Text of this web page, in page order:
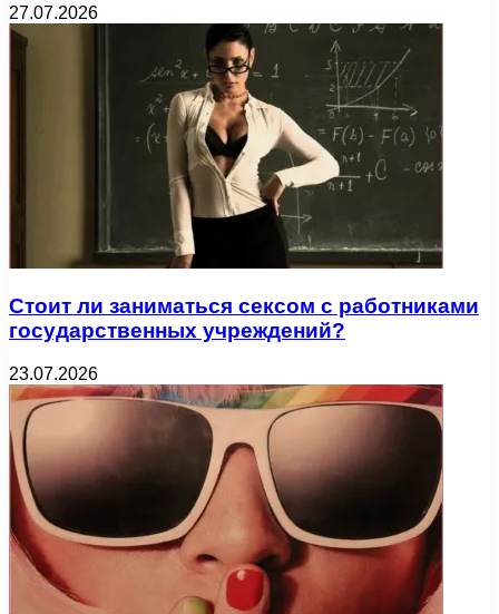
27.07.2026
Стоит ли заниматься сексом с работниками
государственных учреждений?
23.07.2026